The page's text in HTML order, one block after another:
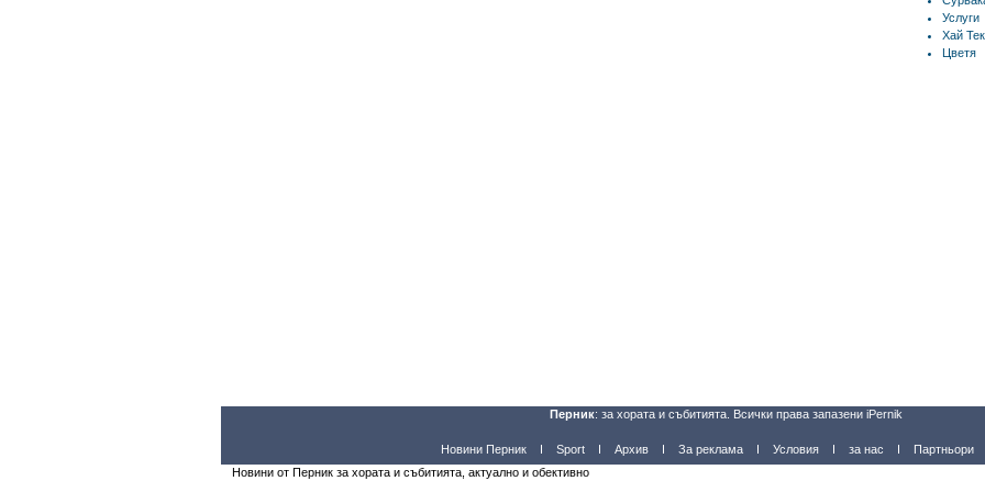
Услуги
Хай Тек
Цветя
Перник: за хората и събитията. Всички права запазени iPernik
Новини Перник Sport Архив За реклама Условия за нас
Партньори
Новини от Перник за хората и събитията, актуално и обективно